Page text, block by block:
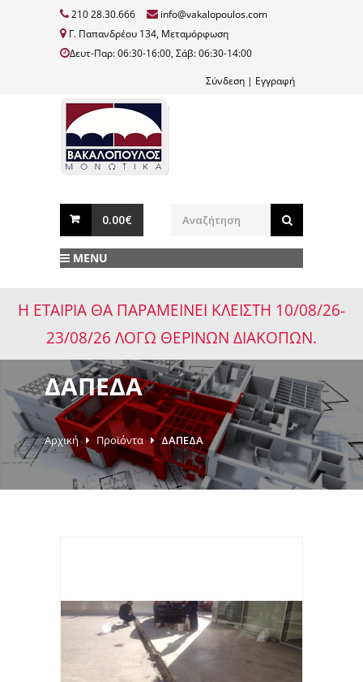
210 28.30.666
info@vakalopoulos.com
Γ. Παπανδρέου 134, Μεταμόρφωση
Δευτ-Παρ: 06:30-16:00, Σάβ: 06:30-14:00
Σύνδεση | Εγγραφή
0.00€
MENU
Η ΕΤΑΙΡΙΑ ΘΑ ΠΑΡΑΜΕΙΝΕΙ ΚΛΕΙΣΤΗ 10/08/26-
23/08/26 ΛΟΓΩ ΘΕΡΙΝΩΝ ΔΙΑΚΟΠΩΝ.
ΔΑΠΕΔΑ
Αρχική Προϊόντα ΔΑΠΕΔΑ